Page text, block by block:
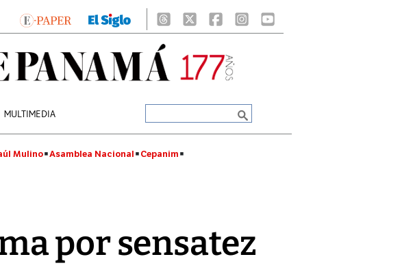
MULTIMEDIA
Mulino Asamblea Nacional Cepanim
por sensatez